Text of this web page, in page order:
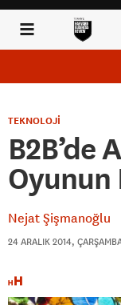
TEKNOLOJİ
B2B’de
Oyunun
Nejat Şişmanoğlu
24 ARALIK 2014,